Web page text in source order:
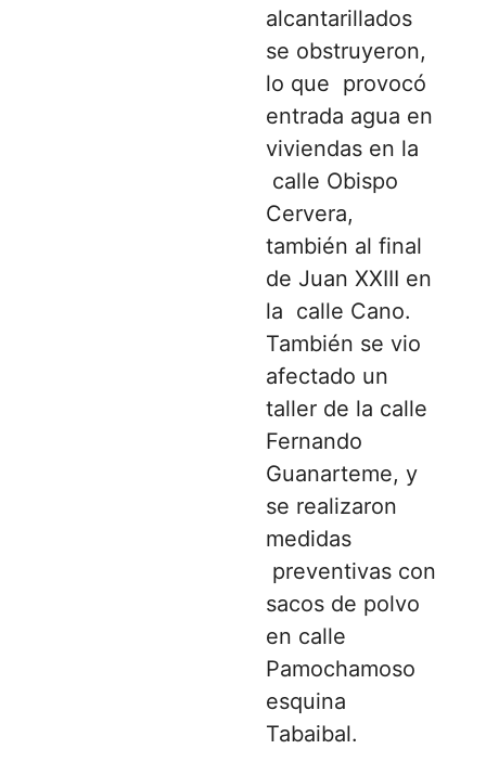
alcantarillados
se obstruyeron,
lo que provocó
entrada agua en
viviendas en la
calle Obispo
Cervera,
también al final
de Juan XXIII en
la calle Cano.
También se vio
afectado un
taller de la calle
Fernando
Guanarteme, y
se realizaron
medidas
preventivas con
sacos de polvo
en calle
Pamochamoso
esquina
Tabaibal.